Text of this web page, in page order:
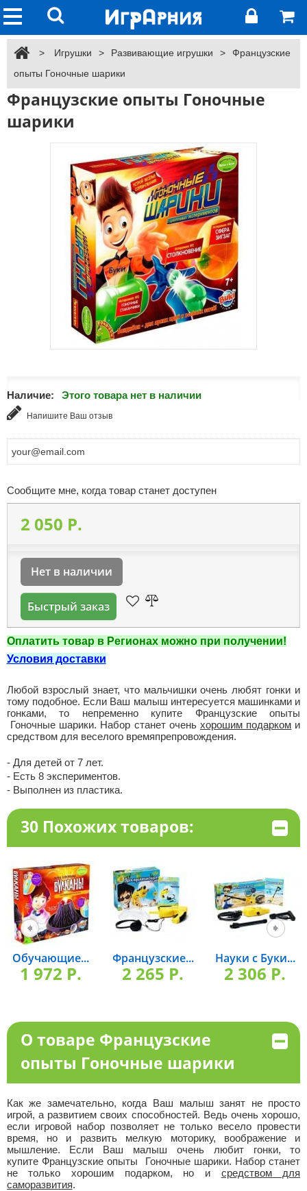
> Игрушки > Развивающие игрушки >
Французские
опыты Гоночные шарики
Французские опыты Гоночные
шарики
Наличие: Этого товара нет в наличии
Напишите Ваш отзыв
Сообщите мне, когда товар станет доступен
2 050 P.
Нет в наличии
Быстрый заказ
Оплатить товар в Регионах можно при получении!
Условия доставки
Любой взрослый знает, что мальчишки очень любят гонки и
тому подобное. Если Ваш малыш интересуется машинками и
гонками, то непременно купите Французские опыты
Гоночные шарики. Набор станет очень хорошим подарком и
средством для веселого времяпрепровождения.
- Для детей от 7 лет.
- Есть 8 экспериментов.
- Выполнен из пластика.
30 Похожих товаров:
Обучающие...
1 972 P.
Французские...
2 265 P.
Науки с Буки...
2 306 P.
О товаре Французские
опыты Гоночные шарики
Как же замечательно, когда Ваш малыш занят не просто
игрой, а развитием своих способностей. Ведь очень хорошо,
если игровой набор позволяет не только весело провести
время, но и развить мелкую моторику, воображение и
мышление. Если Ваш малыш очень любит гонки, то
купите Французские опыты Гоночные шарики. Набор станет
не только хорошим подарком, но и средством для
саморазвития.